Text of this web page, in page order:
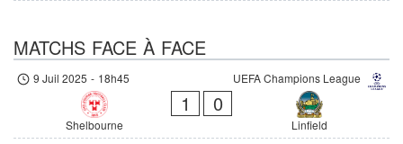
MATCHS FACE À FACE
UEFA Champions League
9 Juil 2025 - 18h45
Shelbourne
1 0
Linfield